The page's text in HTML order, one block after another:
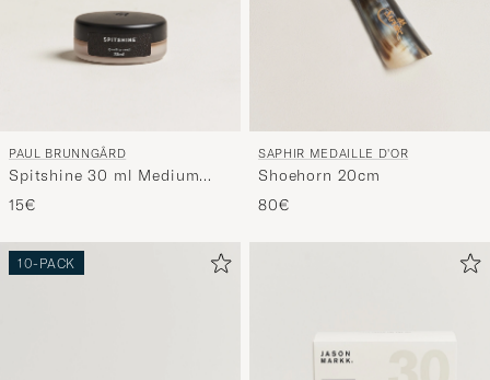
PAUL BRUNNGÅRD
Spitshine 30 ml Medium
Brown
15€
SAPHIR MEDAILLE D'OR
Shoehorn 20cm
80€
10-PACK